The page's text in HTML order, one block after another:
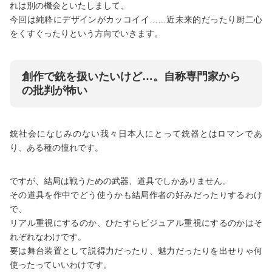
れは別の機会といたしまして、
今回は純粋にデザインがカッコイイ……近未来的だったり厨二心
をくすぐったりという方向でいきます。
創作で銃を扱いたいけど…。自称専門家から
の批判が怖い
銃社会になじみのない我々日本人にとって銃器とはロマンであ
り、ある種の憧れです。
ですが、結局は戦うための武器、道具でしかありません。
その道具を作中でどう使うかも結局作者の好みだったりするわけ
で、
リアル重視にするのか、ひたすらビジュアル重視にするのかはそ
れぞれなわけです。
要は舞台装置として説得力だったり、魅力だったりを出せりゃ何
使ったっていいわけです。